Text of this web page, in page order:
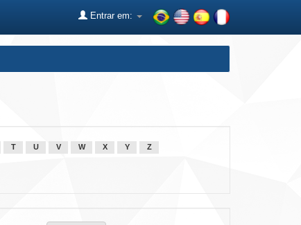
Entrar em:
T U V W X Y Z